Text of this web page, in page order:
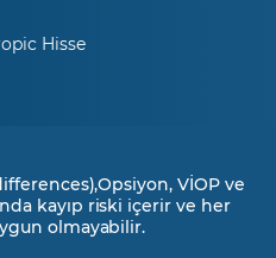
Hisse
VİOP ve
kayıp riski içerir ve her
olmayabilir.